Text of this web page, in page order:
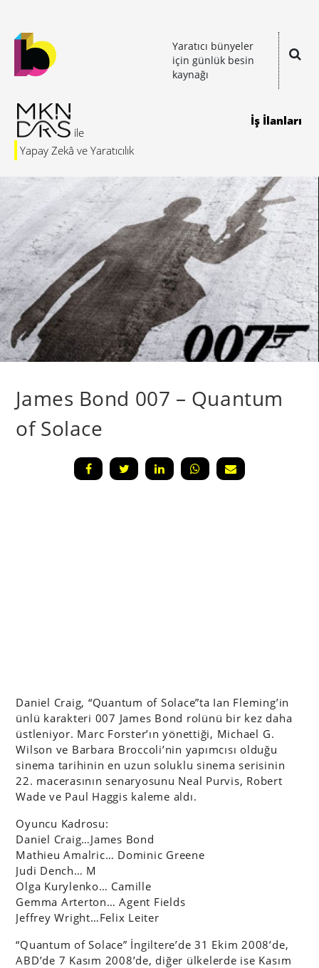
Yaratıcı bünyeler
için günlük besin
kaynağı
Yapay Zekâ ve Yaratıcılık
İş İlanları
James Bond 007 – Quantum
of Solace
Daniel Craig, “Quantum of Solace”ta Ian Fleming’in
ünlü karakteri 007 James Bond rolünü bir kez daha
üstleniyor. Marc Forster’ın yönettiği, Michael G.
Wilson ve Barbara Broccoli’nin yapımcısı olduğu
sinema tarihinin en uzun soluklu sinema serisinin
22. macerasının senaryosunu Neal Purvis, Robert
Wade ve Paul Haggis kaleme aldı.
Oyuncu Kadrosu:
Daniel Craig…James Bond
Mathieu Amalric… Dominic Greene
Judi Dench… M
Olga Kurylenko… Camille
Gemma Arterton… Agent Fields
Jeffrey Wright…Felix Leiter
“Quantum of Solace” İngiltere’de 31 Ekim 2008’de,
ABD’de 7 Kasım 2008’de, diğer ülkelerde ise Kasım